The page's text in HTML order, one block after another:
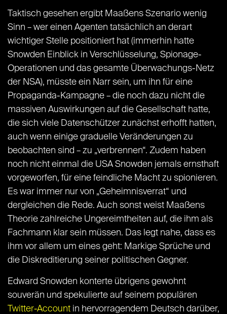
Taktisch gesehen ergibt Maaßens Szenario wenig
Sinn – wer einen Agenten tatsächlich an derart
wichtiger Stelle positioniert hat (immerhin hatte
Snowden Einblick in Verschlüsselung, Spionage-
Operationen und das gesamte Überwachungs-Netz
der NSA), müsste ein Narr sein, um ihn für eine
Propaganda-Kampagne – die noch dazu nicht die
massiven Auswirkungen auf die Gesellschaft hatte,
die sich viele Datenschützer zunächst erhofft hatten,
auch wenn einige graduelle Veränderungen zu
beobachten sind – zu „verbrennen“. Zudem haben
noch nicht einmal die USA Snowden jemals ernsthaft
vorgeworfen, für eine feindliche Macht zu spionieren.
Es war immer nur von „Geheimnisverrat“ und
dergleichen die Rede. Auch sonst weist Maaßens
Theorie zahlreiche Ungereimtheiten auf, die ihm als
Fachmann klar sein müssen. Das legt nahe, dass es
ihm vor allem um eines geht: Markige Sprüche und
die Diskreditierung seiner politischen Gegner.
Edward Snowden konterte übrigens gewohnt
souverän und spekulierte auf seinem populären
Twitter-Account in hervorragendem Deutsch darüber,